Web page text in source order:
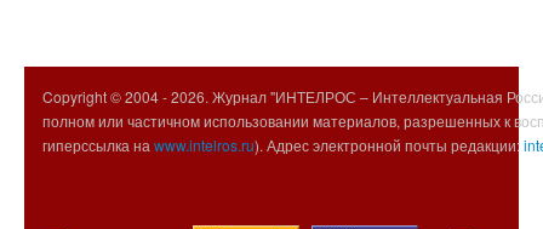
Copyright © 2004 -2026. Журнал "ИНТЕЛРОС – Интеллектуальная
полном или частичном использовании материалов, разрешенных к
гиперссылка на www.intelros.ru). Адрес электронной почты редакции: